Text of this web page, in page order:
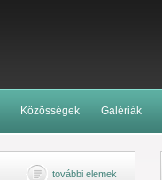
Közösségek Galériák
további elemek